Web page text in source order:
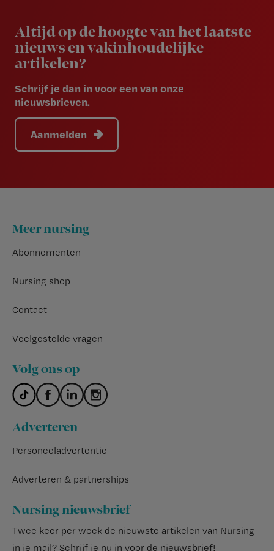
Altijd op de hoogte van het laatste
nieuws en vakinhoudelijke
artikelen?
Schrijf je dan in voor een van onze
nieuwsbrieven.
Aanmelden
Footer
Meer nursing
Abonnementen
Nursing shop
Contact
Veelgestelde vragen
Volg ons op
Adverteren
Personeeladvertentie
Adverteren & partnerships
Nursing nieuwsbrief
Twee keer per week de nieuwste artikelen van Nursing
in je mail? Schrijf je nu in voor de nieuwsbrief!